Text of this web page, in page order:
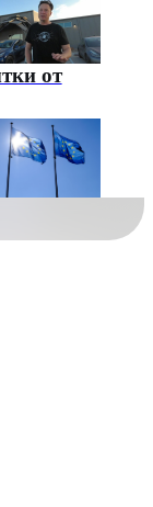
от